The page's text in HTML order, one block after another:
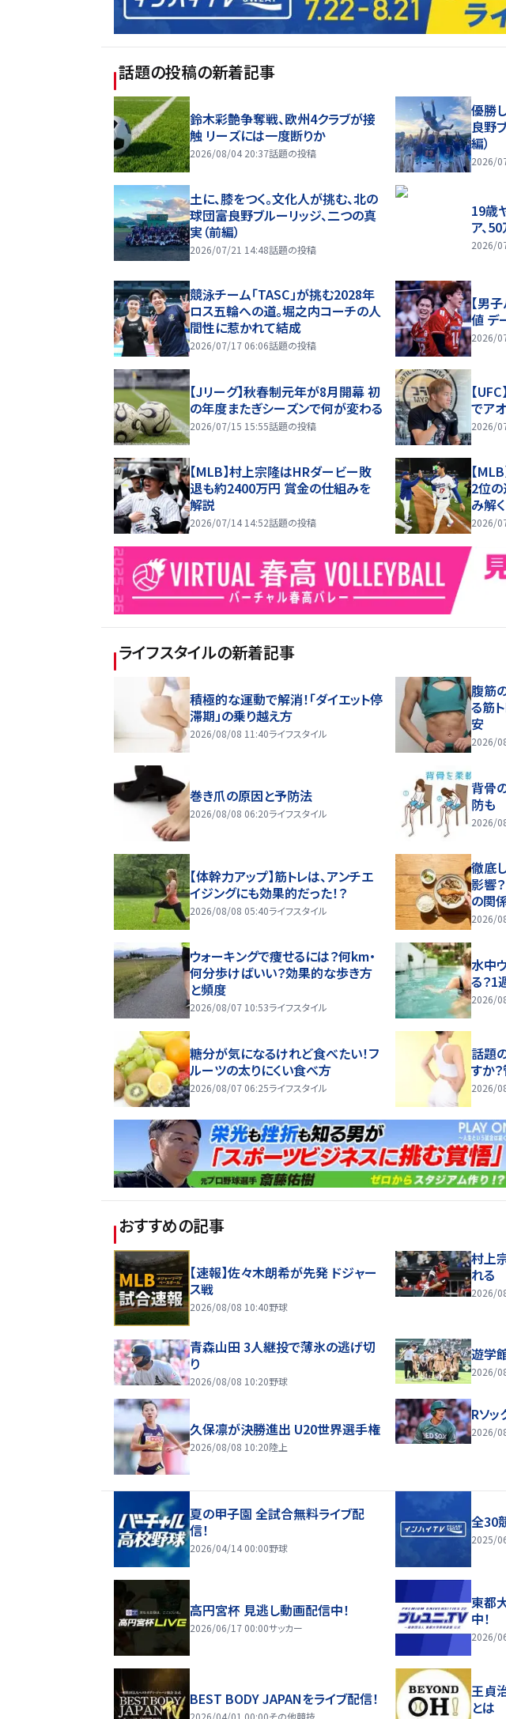
話題の投稿の新着記事
鈴木彩艶争奪戦、欧州4クラブが接
触 リーズには一度断りか
2026/08/04 20:37話題の投稿
優勝
良野
編）
2026/
土に、膝をつく。文化人が挑む、北の
球団――富良野ブルーリッジ、二つの真
実（前編）
2026/07/21 14:48話題の投稿
19歳
ア、
2026/
競泳チーム「TASC」が挑む2028年
ロス五輪への道。堀之内コーチの人
間性に惹かれて結成
2026/07/17 06:06話題の投稿
【男
値 デ
2026/
【Jリーグ】秋春制元年が8月開幕 初
の年度またぎシーズンで何が変わる
2026/07/15 15:55話題の投稿
【
でア
2026/
【MLB】村上宗隆はHRダービー敗
退も約2400万円 賞金の仕組みを
解説
2026/07/14 14:52話題の投稿
【
2位
み解く
2026/
ライフスタイルの新着記事
積極的な運動で解消！「ダイエット停
滞期」の乗り越え方
2026/08/08 11:40ライフスタイル
腹筋
る筋
安
2026/
巻き爪の原因と予防法
2026/08/08 06:20ライフスタイル
背骨
防も
2026/
【体幹力アップ】筋トレは、アンチエ
イジングにも効果的だった！？
2026/08/08 05:40ライフスタイル
徹底
影響
の関
2026/
ウォーキングで痩せるには？何km・
何分歩けばいい？効果的な歩き方
と頻度
2026/08/07 10:53ライフスタイル
水中
る？1
2026/
糖分が気になるけれど食べたい！フ
ルーツの太りにくい食べ方
2026/08/07 06:25ライフスタイル
話題
すか
2026/
おすすめの記事
【速報】佐々木朗希が先発 ドジャー
ス戦
2026/08/08 10:40野球
村上
れる
2026/
青森山田 3人継投で薄氷の逃げ切
り
2026/08/08 10:20野球
遊学
2026/
久保凛が決勝進出 U20世界選手権
2026/08/08 10:20陸上
Rソ
2026/
夏の甲子園 全試合無料ライブ配
信！
2026/04/14 00:00野球
全30
2025/
高円宮杯 見逃し動画配信中！
2026/06/17 00:00サッカー
東都
中！
2026/
BEST BODY JAPANをライブ配信！
王貞
とは